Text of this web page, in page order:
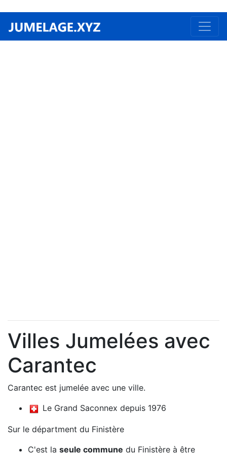
Villes Jumelées avec
Carantec
Carantec est jumelée avec une ville.
Le Grand Saconnex depuis 1976
Sur le départment du Finistère
C'est la seule commune du Finistère à être